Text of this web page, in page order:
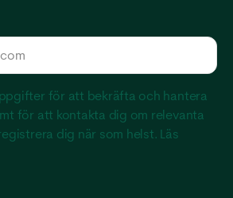
för att bekräfta och hantera
för att kontakta dig om relevanta
dig när som helst. Läs